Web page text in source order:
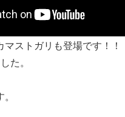
ストガリも登場です！！
た。